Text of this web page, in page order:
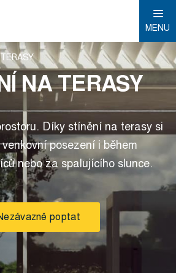
MENU
NA TERASY
Díky stínění na terasy si
posezení i během
nebo za spalujícího slunce.
poptat